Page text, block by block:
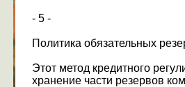
- 5 -
Политика обязательных
Этот метод кредитного
хранение части резервов